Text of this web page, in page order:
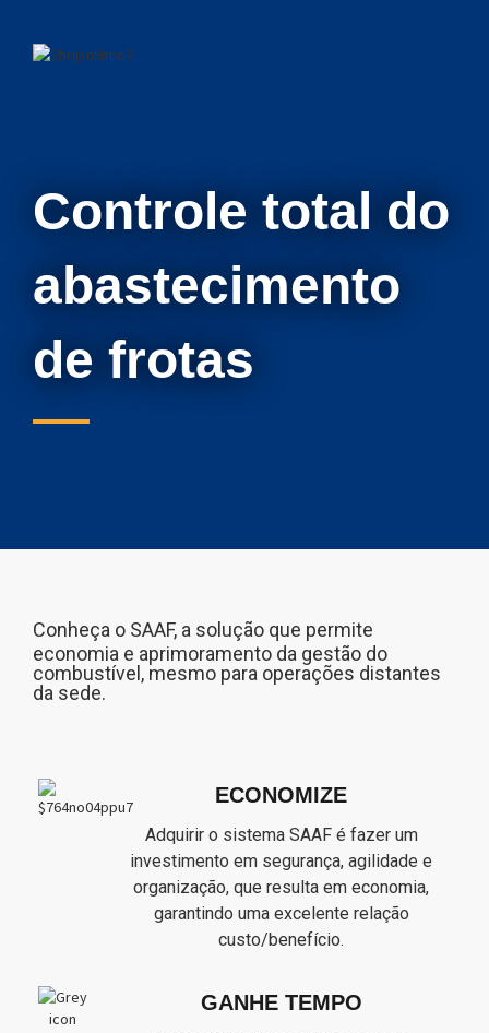
Controle total do
abastecimento
de frotas
Conheça o SAAF, a solução que permite
economia e aprimoramento da gestão do
combustível, mesmo para operações distantes
da sede.
ECONOMIZE
Adquirir o sistema SAAF é fazer um
investimento em segurança, agilidade e
organização, que resulta em economia,
garantindo uma excelente relação
custo/benefício.
GANHE TEMPO